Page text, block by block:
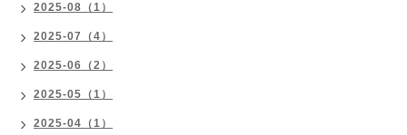
2025-08（1）
2025-07（4）
2025-06（2）
2025-05（1）
2025-04（1）